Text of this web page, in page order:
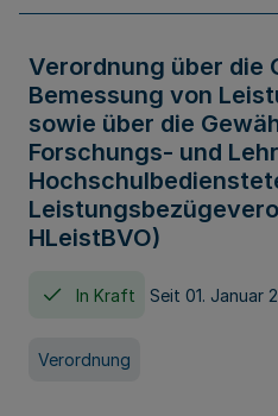
Verordnung über die
Bemessung von
sowie über die
Forschungs- und
HLeistBVO)
In Kraft Seit 01. Januar
Verordnung